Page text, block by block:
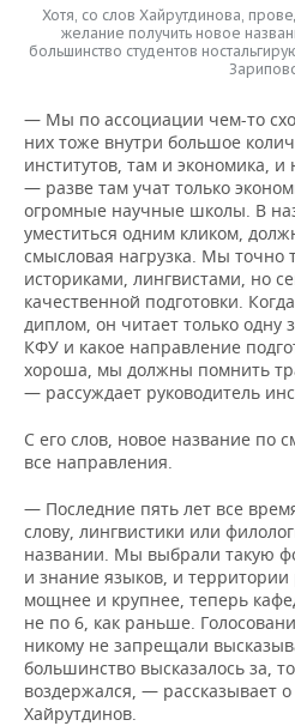
Хотя, со слов Хайрутдинова,
желание получить новое
большинство студентов
— Мы по ассоциации чем-то
них тоже внутри большое
институтов, там и экономика,
— разве там учат только
огромные научные школы. В
уместиться одним кликом,
смысловая нагрузка. Мы точно
историками, лингвистами, но
качественной подготовки.
диплом, он читает только одну
КФУ и какое направление
хороша, мы должны помнить
— рассуждает руководитель
С его слов, новое название по
все направления.
— Последние пять лет все
слову, лингвистики или
названии. Мы выбрали такую
и знание языков, и
мощнее и крупнее, теперь
не по 6, как раньше.
никому не запрещали
большинство высказалось за,
воздержался, — рассказывает
Хайрутдинов.